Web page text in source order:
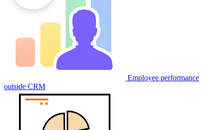
Employee performance
outside CRM